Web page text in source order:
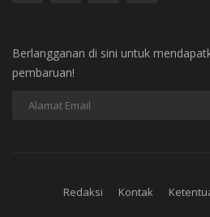
Berlangganan di sini untuk
pembaruan!
Redaksi Kontak